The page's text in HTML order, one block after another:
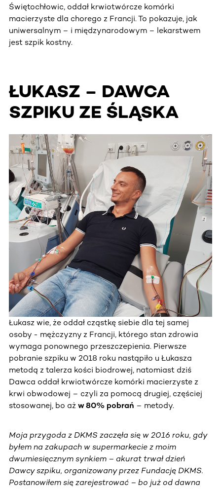
Świętochłowic, oddał krwiotwórcze komórki
macierzyste dla chorego z Francji. To pokazuje, jak
uniwersalnym – i międzynarodowym – lekarstwem
jest szpik kostny.
ŁUKASZ – DAWCA
SZPIKU ZE ŚLĄSKA
Łukasz wie, że oddał cząstkę siebie dla tej samej
osoby - mężczyzny z Francji, którego stan zdrowia
wymaga ponownego przeszczepienia. Pierwsze
pobranie szpiku w 2018 roku nastąpiło u Łukasza
metodą z talerza kości biodrowej, natomiast dziś
Dawca oddał krwiotwórcze komórki macierzyste z
krwi obwodowej – czyli za pomocą drugiej, częściej
stosowanej, bo aż w 80% pobrań – metody.
Moja przygoda z DKMS zaczęła się w 2016 roku, gdy
byłem na zakupach w supermarkecie z moim
dwumiesięcznym synkiem – akurat trwał dzień
Dawcy szpiku, organizowany przez Fundację DKMS.
Postanowiłem się zarejestrować – bo już od dawna